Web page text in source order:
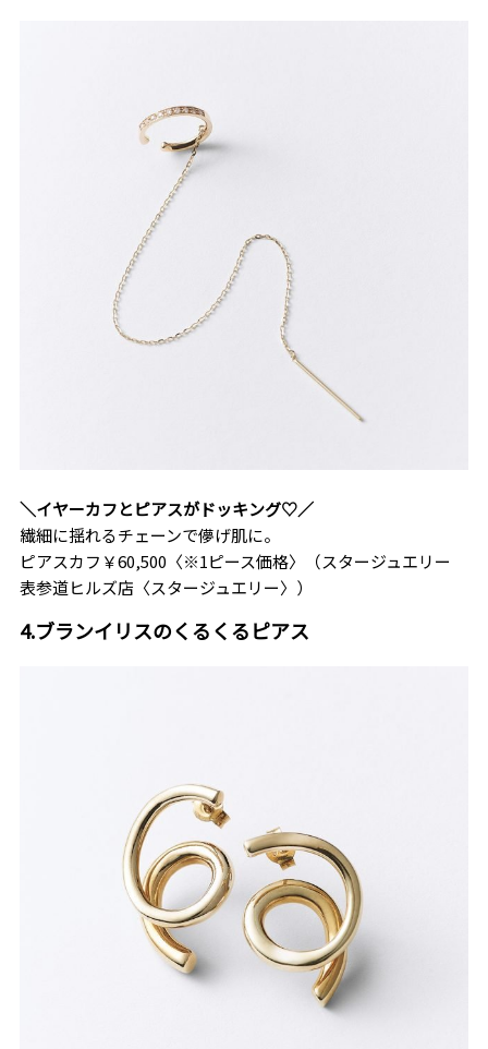
＼イヤーカフとピアスがドッキング♡／
繊細に揺れるチェーンで儚げ肌に。
ピアスカフ￥60,500〈※1ピース価格〉（スタージュエリー
表参道ヒルズ店〈スタージュエリー〉）
4.ブランイリスのくるくるピアス